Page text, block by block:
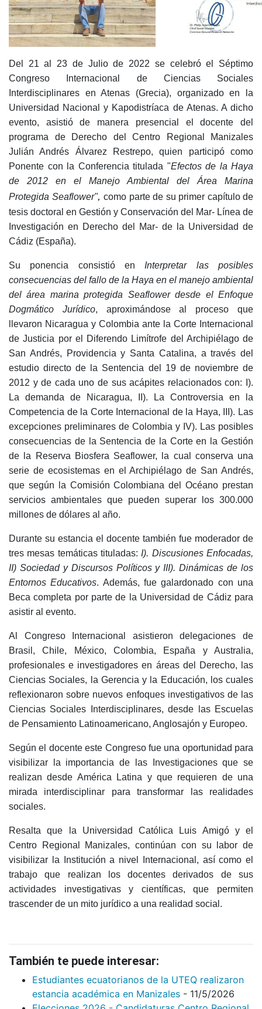
Del 21 al 23 de Julio de 2022 se celebró el Séptimo
Congreso Internacional de Ciencias Sociales
Interdisciplinares en Atenas (Grecia), organizado en la
Universidad Nacional y Kapodistríaca de Atenas. A dicho
evento, asistió de manera presencial el docente del
programa de Derecho del Centro Regional Manizales
Julián Andrés Álvarez Restrepo, quien participó como
Ponente con la Conferencia titulada "Efectos de la Haya
de 2012 en el Manejo Ambiental del Área Marina
Protegida Seaflower", como parte de su primer capítulo de
tesis doctoral en Gestión y Conservación del Mar- Línea de
Investigación en Derecho del Mar- de la Universidad de
Cádiz (España).
Su ponencia consistió en Interpretar las posibles
consecuencias del fallo de la Haya en el manejo ambiental
del área marina protegida Seaflower desde el Enfoque
Dogmático Jurídico, aproximándose al proceso que
llevaron Nicaragua y Colombia ante la Corte Internacional
de Justicia por el Diferendo Limítrofe del Archipiélago de
San Andrés, Providencia y Santa Catalina, a través del
estudio directo de la Sentencia del 19 de noviembre de
2012 y de cada uno de sus acápites relacionados con: I).
La demanda de Nicaragua, II). La Controversia en la
Competencia de la Corte Internacional de la Haya, III). Las
excepciones preliminares de Colombia y IV). Las posibles
consecuencias de la Sentencia de la Corte en la Gestión
de la Reserva Biosfera Seaflower, la cual conserva una
serie de ecosistemas en el Archipiélago de San Andrés,
que según la Comisión Colombiana del Océano prestan
servicios ambientales que pueden superar los 300.000
millones de dólares al año.
Durante su estancia el docente también fue moderador de
tres mesas temáticas tituladas: I). Discusiones Enfocadas,
II) Sociedad y Discursos Políticos y III). Dinámicas de los
Entornos Educativos. Además, fue galardonado con una
Beca completa por parte de la Universidad de Cádiz para
asistir al evento.
Al Congreso Internacional asistieron delegaciones de
Brasil, Chile, México, Colombia, España y Australia,
profesionales e investigadores en áreas del Derecho, las
Ciencias Sociales, la Gerencia y la Educación, los cuales
reflexionaron sobre nuevos enfoques investigativos de las
Ciencias Sociales Interdisciplinares, desde las Escuelas
de Pensamiento Latinoamericano, Anglosajón y Europeo.
Según el docente este Congreso fue una oportunidad para
visibilizar la importancia de las Investigaciones que se
realizan desde América Latina y que requieren de una
mirada interdisciplinar para transformar las realidades
sociales.
Resalta que la Universidad Católica Luis Amigó y el
Centro Regional Manizales, continúan con su labor de
visibilizar la Institución a nivel Internacional, así como el
trabajo que realizan los docentes derivados de sus
actividades investigativas y científicas, que permiten
trascender de un mito jurídico a una realidad social.
También te puede interesar:
Estudiantes ecuatorianos de la UTEQ realizaron
estancia académica en Manizales - 11/5/2026